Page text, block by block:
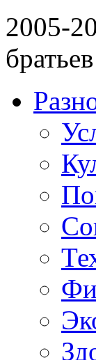
2005-